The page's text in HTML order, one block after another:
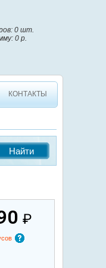
0 шт.
0 p.
КОНТАКТЫ
₽